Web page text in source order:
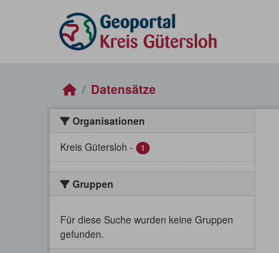
Datensätze
Organisationen
Kreis Gütersloh - 1
Gruppen
Für diese Suche wurden keine Gruppen
gefunden.